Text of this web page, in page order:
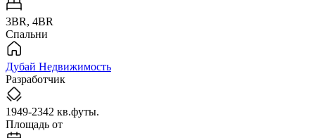
3BR, 4BR
Спальни
Дубай Недвижимость
Разработчик
1949-2342 кв.футы.
Площадь от